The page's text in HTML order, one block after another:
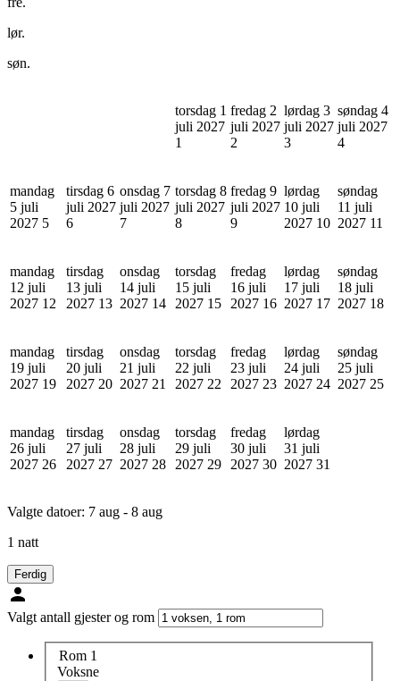
lør.
søn.
torsdag 1
juli 2027
1
fredag 2
juli 2027
2
lørdag 3
juli 2027
3
søndag 4
juli 2027
4
mandag
5 juli
2027 5
tirsdag 6
juli 2027
6
onsdag 7
juli 2027
7
torsdag 8
juli 2027
8
fredag 9
juli 2027
9
lørdag
10 juli
2027 10
søndag
11 juli
2027 11
mandag
12 juli
2027 12
tirsdag
13 juli
2027 13
onsdag
14 juli
2027 14
torsdag
15 juli
2027 15
fredag
16 juli
2027 16
lørdag
17 juli
2027 17
søndag
18 juli
2027 18
mandag
19 juli
2027 19
tirsdag
20 juli
2027 20
onsdag
21 juli
2027 21
torsdag
22 juli
2027 22
fredag
23 juli
2027 23
lørdag
24 juli
2027 24
søndag
25 juli
2027 25
mandag
26 juli
2027 26
tirsdag
27 juli
2027 27
onsdag
28 juli
2027 28
torsdag
29 juli
2027 29
fredag
30 juli
2027 30
lørdag
31 juli
2027 31
Valgte datoer: 7 aug - 8 aug
1 natt
Ferdig
Valgt antall gjester og rom
Rom 1
Voksne